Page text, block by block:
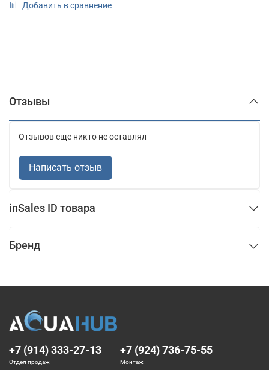
Добавить в сравнение
Отзывы
Отзывов еще никто не оставлял
Написать отзыв
inSales ID товара
Бренд
+7 (914) 333-27-13
Отдел продаж
+7 (924) 736-75-55
Монтаж